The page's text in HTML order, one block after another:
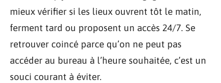
mieux vérifier si les lieux ouvrent tôt le matin,
ferment tard ou proposent un accès 24/7. Se
retrouver coincé parce qu’on ne peut pas
accéder au bureau à l’heure souhaitée, c’est un
souci courant à éviter.